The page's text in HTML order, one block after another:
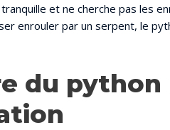
et ne cherche pas les
enrouler par un serpent, le
du python